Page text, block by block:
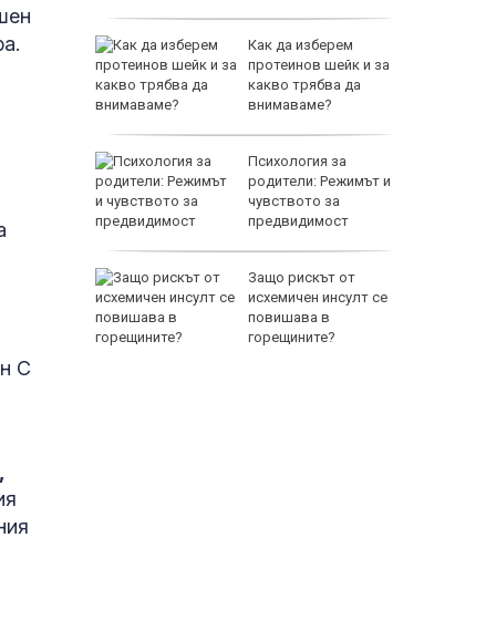
С
10 за
Как да изберем
протеинов шейк и за
какво трябва да
внимаваме?
Психология за
родители: Режимът и
чувството за
предвидимост
Защо рискът от
исхемичен инсулт се
повишава в
горещините?